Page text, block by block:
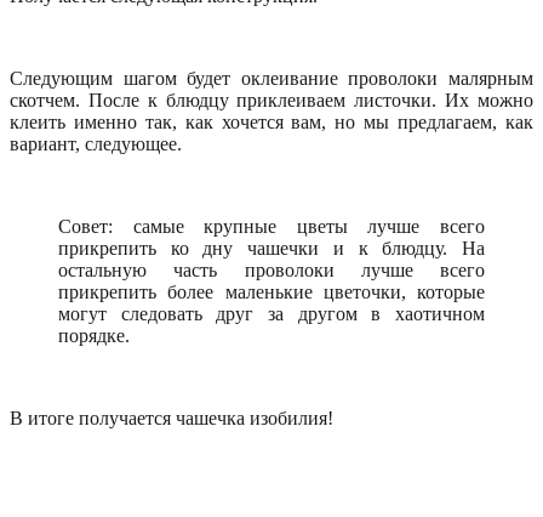
Следующим шагом будет оклеивание проволоки малярным
скотчем. После к блюдцу приклеиваем листочки. Их можно
клеить именно так, как хочется вам, но мы предлагаем, как
вариант, следующее.
Совет: самые крупные цветы лучше всего
прикрепить ко дну чашечки и к блюдцу. На
остальную часть проволоки лучше всего
прикрепить более маленькие цветочки, которые
могут следовать друг за другом в хаотичном
порядке.
В итоге получается чашечка изобилия!